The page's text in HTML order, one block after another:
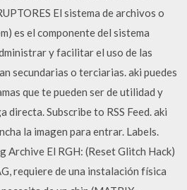
El sistema de archivos o
es el componente del sistema
y facilitar el uso de las
secundarias o terciarias. aki puedes
que te pueden ser de utilidad y
directa. Subscribe to RSS Feed. aki
la imagen para entrar. Labels.
Archive El RGH: (Reset Glitch Hack)
requiere de una instalación física